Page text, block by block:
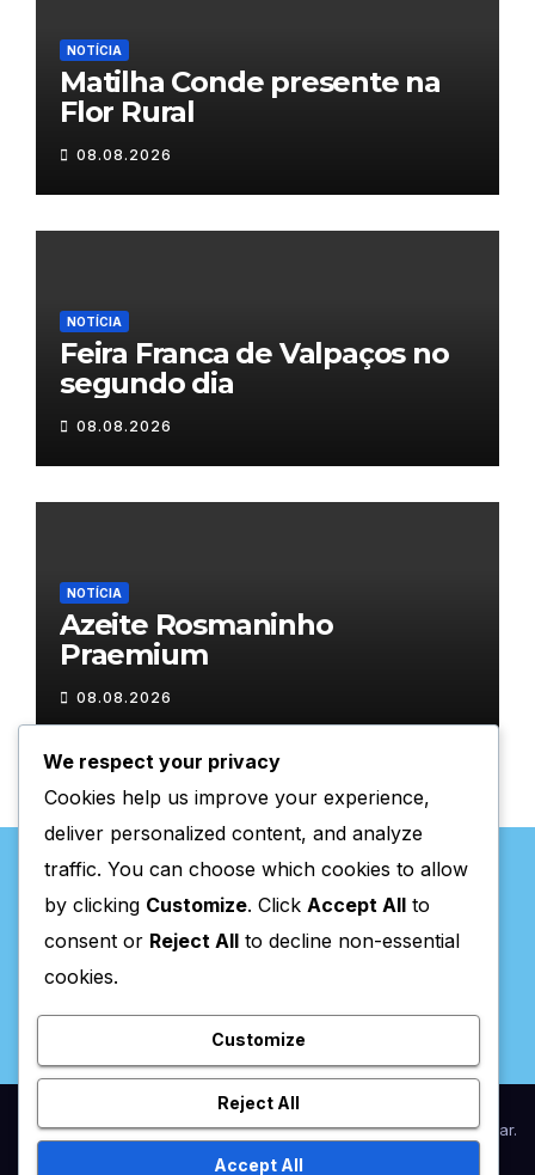
NOTÍCIA
Matilha Conde presente na
Flor Rural
08.08.2026
NOTÍCIA
Feira Franca de Valpaços no
segundo dia
08.08.2026
NOTÍCIA
Azeite Rosmaninho
Praemium
08.08.2026
Valpaços Online
Proudly powered by WordPress|Theme:NewsupbyThemeansar.
We respect your privacy
Cookies help us improve your experience,
deliver personalized content, and analyze
traffic. You can choose which cookies to allow
by clicking Customize. Click Accept All to
consent or Reject All to decline non-essential
cookies.
Customize
Reject All
Accept All